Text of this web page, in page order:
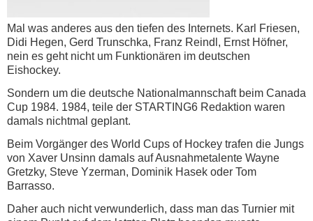
Mal was anderes aus den tiefen des Internets. Karl Friesen,
Didi Hegen, Gerd Trunschka, Franz Reindl, Ernst Höfner,
nein es geht nicht um Funktionären im deutschen
Eishockey.
Sondern um die deutsche Nationalmannschaft beim Canada
Cup 1984. 1984, teile der STARTING6 Redaktion waren
damals nichtmal geplant.
Beim Vorgänger des World Cups of Hockey trafen die Jungs
von Xaver Unsinn damals auf Ausnahmetalente Wayne
Gretzky, Steve Yzerman, Dominik Hasek oder Tom
Barrasso.
Daher auch nicht verwunderlich, dass man das Turnier mit